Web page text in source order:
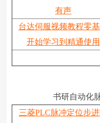
有声
台达伺服视频教程零
开始学习到精通使用
书研自动化
三菱PLC脉冲定位步